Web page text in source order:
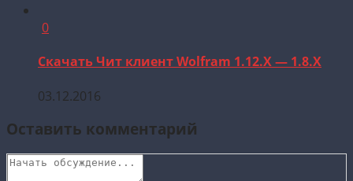
0
Скачать Чит клиент Wolfram 1.12.X — 1.8.X
03.12.2016
Оставить комментарий